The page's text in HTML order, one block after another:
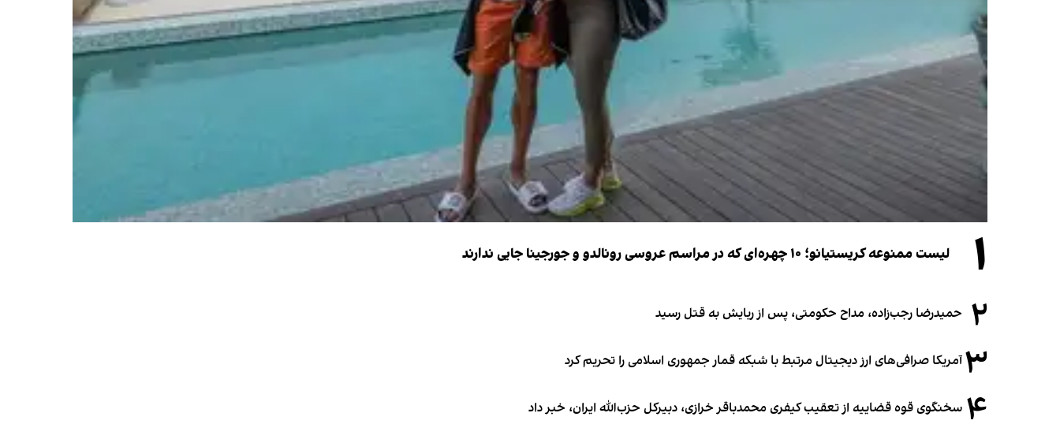
۱ لیست ممنوعه کریستیانو؛ ۱۰ چهره‌ای که در مراسم عروسی رونالدو و جورجینا جایی ندارند
۲ حمیدرضا رجب‌زاده، مداح حکومتی، پس از ربایش به قتل رسید
۳آمریکا صرافی‌های ارز دیجیتال مرتبط با شبکه قمار جمهوری اسلامی را تحریم کرد
۴ سخنگوی قوه قضاییه از تعقیب کیفری محمدباقر خرازی، دبیر‌کل حزب‌الله ایران، خبر داد